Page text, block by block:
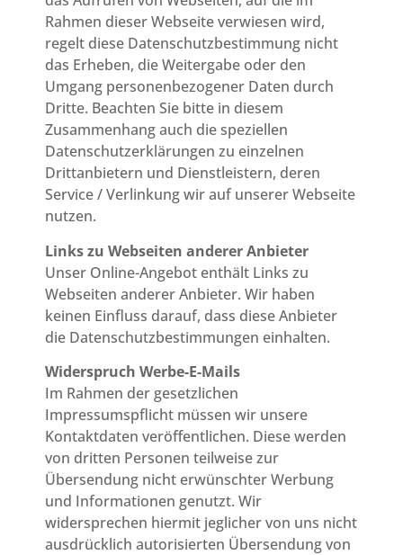
Rahmen dieser Webseite verwiesen wird,
regelt diese Datenschutzbestimmung nicht
das Erheben, die Weitergabe oder den
Umgang personenbezogener Daten durch
Dritte. Beachten Sie bitte in diesem
Zusammenhang auch die speziellen
Datenschutzerklärungen zu einzelnen
Drittanbietern und Dienstleistern, deren
Service / Verlinkung wir auf unserer Webseite
nutzen.
Links zu Webseiten anderer Anbieter
Unser Online-Angebot enthält Links zu
Webseiten anderer Anbieter. Wir haben
keinen Einfluss darauf, dass diese Anbieter
die Datenschutzbestimmungen einhalten.
Widerspruch Werbe-E-Mails
Im Rahmen der gesetzlichen
Impressumspflicht müssen wir unsere
Kontaktdaten veröffentlichen. Diese werden
von dritten Personen teilweise zur
Übersendung nicht erwünschter Werbung
und Informationen genutzt. Wir
widersprechen hiermit jeglicher von uns nicht
ausdrücklich autorisierten Übersendung von